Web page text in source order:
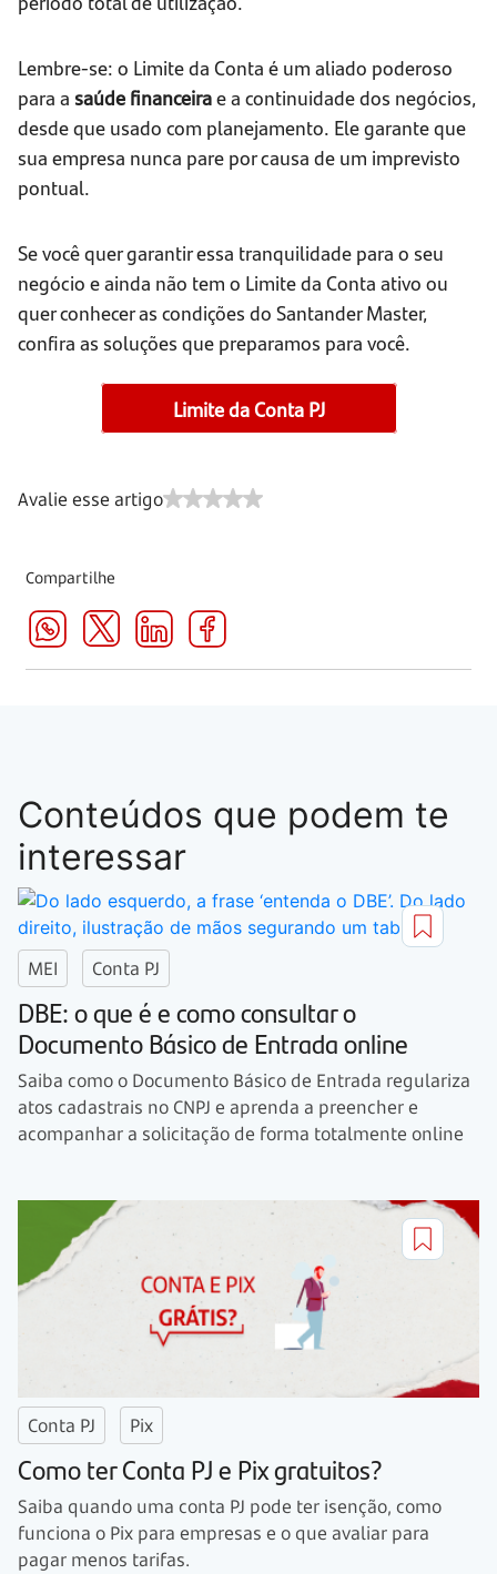
Lembre-se: o Limite da Conta é um aliado poderoso
para a saúde financeirae a continuidade dos negócios,
desde que usado com planejamento. Ele garante que
sua empresa nunca pare por causa de um imprevisto
pontual.
Se você quer garantir essa tranquilidade para o seu
negócio e ainda não tem o Limite da Conta ativo ou
quer conhecer as condições do Santander Master,
confira as soluções que preparamos para você.
Limite da Conta PJ
Avalie esse artigo
Compartilhe
Conteúdos que podem te
interessar
MEI Conta PJ
DBE: o que é e como consultar o
Documento Básico de Entrada online
Saiba como o Documento Básico de Entrada regulariza
atos cadastrais no CNPJ e aprenda a preencher e
acompanhar a solicitação de forma totalmente online
Conta PJ Pix
Como ter Conta PJ e Pix gratuitos?
Saiba quando uma conta PJ pode ter isenção, como
funciona o Pix para empresas e o que avaliar para
pagar menos tarifas.